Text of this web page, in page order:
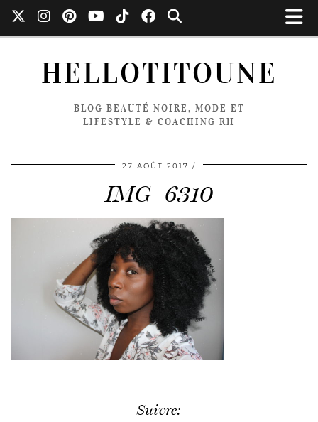
HELLOTITOUNE
BLOG BEAUTÉ NOIRE, MODE ET
LIFESTYLE & COACHING RH
27 AOÛT 2017
IMG_6310
Suivre: